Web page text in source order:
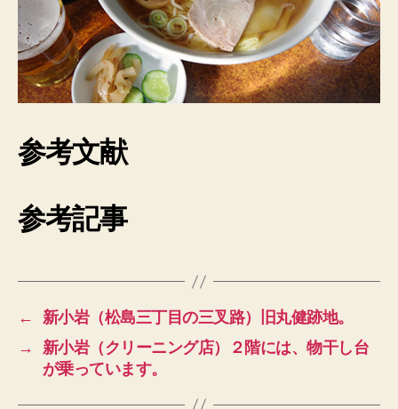
参考文献
参考記事
←
新小岩（松島三丁目の三叉路）旧丸健跡地。
→
新小岩（クリーニング店）２階には、物干し台
が乗っています。